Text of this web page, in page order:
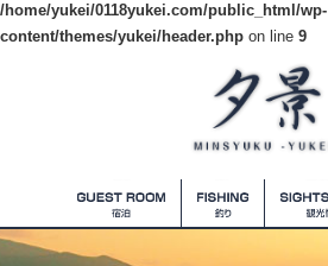
/home/yukei/0118yukei.com/public_html/wp-
content/themes/yukei/header.php on line 9